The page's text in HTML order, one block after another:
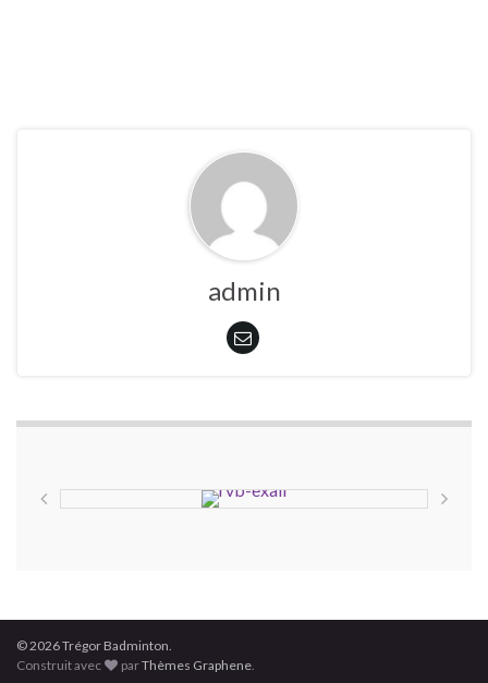
admin
© 2026 Trégor Badminton.
Construit avec
parThèmes Graphene.